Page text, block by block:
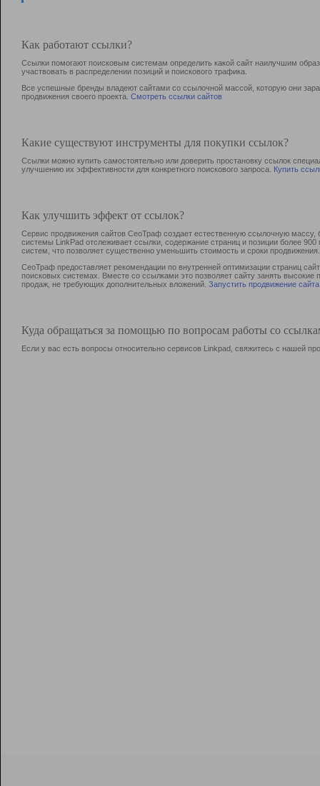
Как работают ссылки?
Ссылки помогают поисковым системам определить какой сайт наилучшим
участвовать в раcпределении позиций и поискового трафика.
Все успешные бренды владеют сайтами со ссылочной массой, которую они
продвижения своего проекта. Смотреть ссылки сайтов
Какие существуют инструменты для покупки ссылок?
Ссылки можно купить самостоятельно или доверить простановку ссылок
улучшению их эффективности для конкретного поискового запроса. Купить
Как улучшить эффект от ссылок?
Сервис продвижения сайтов СеоТраф создает естественную ссылочную
системы LinkPad отслеживает ссылки, содержание страниц и позиции более
систем, что позволяет существенно уменьшить стоимость и сроки продвижения.
СеоТраф предоставляет рекомендации по внутренней оптимизации страниц
поисковых системах. Вместе со ссылками это позволяет сайту занять
продаж, не требующих дополнительных вложений. Запустить продвижение сайта
Куда обращаться за помощью по вопросам работы со
Если у вас есть вопросы относительно сервисов Linkpad, свяжитесь с нашей